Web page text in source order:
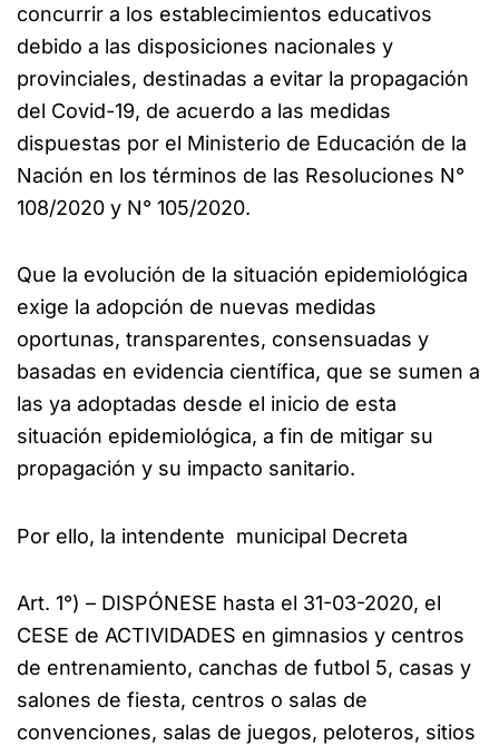
concurrir a los establecimientos educativos
debido a las disposiciones nacionales y
provinciales, destinadas a evitar la propagación
del Covid-19, de acuerdo a las medidas
dispuestas por el Ministerio de Educación de la
Nación en los términos de las Resoluciones N°
108/2020 y N° 105/2020.
Que la evolución de la situación epidemiológica
exige la adopción de nuevas medidas
oportunas, transparentes, consensuadas y
basadas en evidencia científica, que se sumen a
las ya adoptadas desde el inicio de esta
situación epidemiológica, a fin de mitigar su
propagación y su impacto sanitario.
Por ello, la intendente municipal Decreta
Art. 1°) – DISPÓNESE hasta el 31-03-2020, el
CESE de ACTIVIDADES en gimnasios y centros
de entrenamiento, canchas de futbol 5, casas y
salones de fiesta, centros o salas de
convenciones, salas de juegos, peloteros, sitios